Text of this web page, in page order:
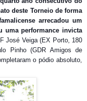
deste Torneio de forma
arrecadou um
uma performance invicta
José Veiga (EX Porto, 180
Pinho (GDR Amigos de
o pódio absoluto,